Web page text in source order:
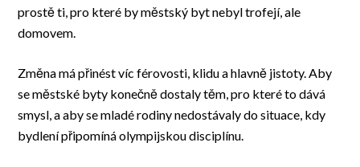
prostě ti, pro které by městský byt nebyl trofejí, ale
domovem.
Změna má přinést víc férovosti, klidu a hlavně jistoty. Aby
se městské byty konečně dostaly těm, pro které to dává
smysl, a aby se mladé rodiny nedostávaly do situace, kdy
bydlení připomíná olympijskou disciplínu.